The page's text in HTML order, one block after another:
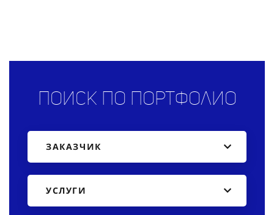
Поиск по портфолио
ЗАКАЗЧИК
УСЛУГИ